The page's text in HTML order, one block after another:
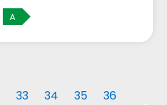
A
33 34 35
36